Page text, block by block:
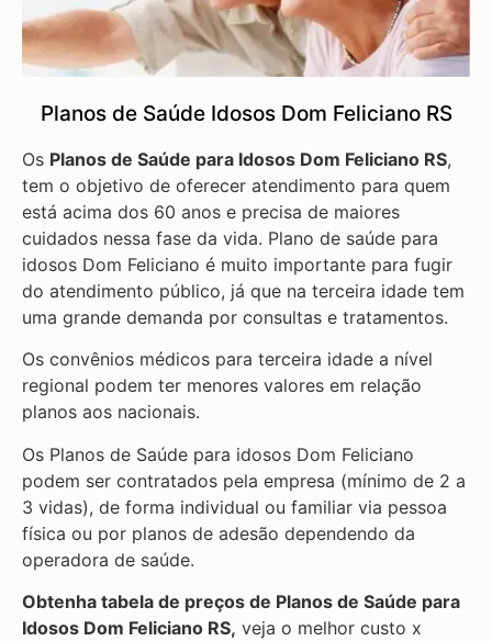
Planos de Saúde Idosos Dom Feliciano RS
Os Planos de Saúde para Idosos Dom Feliciano RS,
tem o objetivo de oferecer atendimento para quem
está acima dos 60 anos e precisa de maiores
cuidados nessa fase da vida. Plano de saúde para
idosos Dom Feliciano é muito importante para fugir
do atendimento público, já que na terceira idade tem
uma grande demanda por consultas e tratamentos.
Os convênios médicos para terceira idade a nível
regional podem ter menores valores em relação
planos aos nacionais.
Os Planos de Saúde para idosos Dom Feliciano
podem ser contratados pela empresa (mínimo de 2 a
3 vidas), de forma individual ou familiar via pessoa
física ou por planos de adesão dependendo da
operadora de saúde.
Obtenha tabela de preços de Planos de Saúde para
Idosos Dom Feliciano RS, veja o melhor custo x